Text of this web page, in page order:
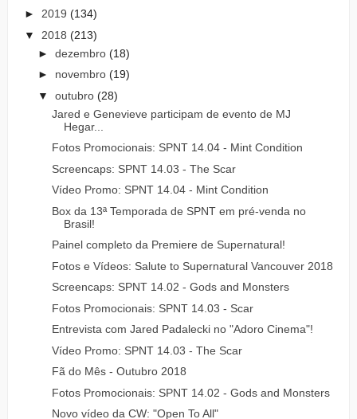
► 2019 (134)
▼ 2018 (213)
► dezembro (18)
► novembro (19)
▼ outubro (28)
Jared e Genevieve participam de evento de MJ
Hegar...
Fotos Promocionais: SPNT 14.04 - Mint Condition
Screencaps: SPNT 14.03 - The Scar
Vídeo Promo: SPNT 14.04 - Mint Condition
Box da 13ª Temporada de SPNT em pré-venda no
Brasil!
Painel completo da Premiere de Supernatural!
Fotos e Vídeos: Salute to Supernatural Vancouver 2018
Screencaps: SPNT 14.02 - Gods and Monsters
Fotos Promocionais: SPNT 14.03 - Scar
Entrevista com Jared Padalecki no "Adoro Cinema"!
Vídeo Promo: SPNT 14.03 - The Scar
Fã do Mês - Outubro 2018
Fotos Promocionais: SPNT 14.02 - Gods and Monsters
Novo vídeo da CW: "Open To All"